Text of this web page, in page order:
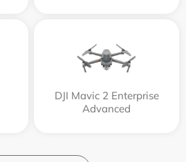
DJI Mavic 2 Enterprise
Advanced